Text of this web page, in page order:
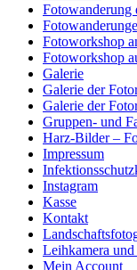
Fotowanderung
Fotoworkshop
Fotoworkshop
Galerie
Galerie der
Galerie der
Gruppen- und
Harz-Bilder –
Impressum
Instagram
Kasse
Kontakt
Leihkamera
Mein Account